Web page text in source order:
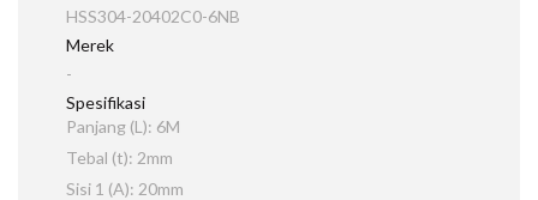
HSS304-20402C0-6NB
Merek
-
Spesifikasi
Panjang (L): 6M
Tebal (t): 2mm
Sisi 1 (A): 20mm